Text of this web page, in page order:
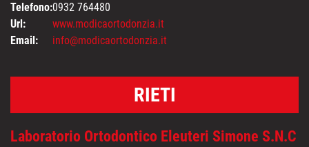
Telefono:0932 764480
Url:
www.modicaortodonzia.it
Email:
info@modicaortodonzia.it
RIETI
Laboratorio Ortodontico Eleuteri Simone S.N.C